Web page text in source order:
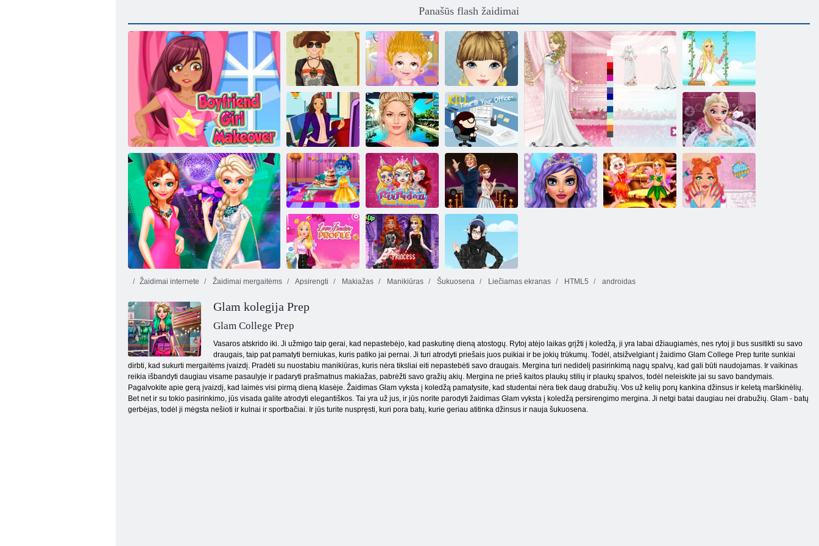
Panašūs flash žaidimai
Vaikinas mergina Makeover
Karo Stilius
savaitė
Kūdikių Šviesiai
ruda Plaukų
Diena
Laisvalaikio
suknelė Mada
Sodas princesė
Mano karjera
Viktorina
Nekilnojamasis
makiažas
Seserys naktį
Užmušti laiką
biure
Elsa Grožio
Vonia
„Inside Out“
gimtadienio
vakarėlis
Gimtadienio
veido dažymas
Raudonos
kiliminės
žvaigždės
Meilės ieškiklio
Žaidimai internete Žaidimai mergaitėms Apsirengti Makiažas Manikiūras Šukuosena Liečiamas ekranas HTML5 androidas
Glam kolegija Prep
Glam College Prep
Vasaros atskrido iki. Ji užmigo taip gerai, kad nepastebėjo, kad paskutinę dieną atostogų. Rytoj atėjo laikas grįžti į koledžą, ji yra labai džiaugiamės, nes rytoj ji bus susitikti su savo
draugais, taip pat pamatyti berniukas, kuris patiko jai pernai. Ji turi atrodyti priešais juos puikiai ir be jokių trūkumų. Todėl, atsižvelgiant į žaidimo Glam College Prep turite sunkiai
dirbti, kad sukurti mergaitėms įvaizdį. Pradėti su nuostabiu manikiūras, kuris nėra tiksliai eiti nepastebėti savo draugais. Mergina turi nedidelį pasirinkimą nagų spalvų, kad gali būti naudojamas. Ir vaikinas
reikia išbandyti daugiau visame pasaulyje ir padaryti prašmatnus makiažas, pabrėžti savo gražių akių. Mergina ne prieš kaitos plaukų stilių ir plaukų spalvos, todėl neleiskite jai su savo bandymais.
Pagalvokite apie gerą įvaizdį, kad laimės visi pirmą dieną klasėje. Žaidimas Glam vyksta į koledžą pamatysite, kad studentai nėra tiek daug drabužių. Vos už kelių porų kankina džinsus ir keletą marškinėlių.
Bet net ir su tokio pasirinkimo, jūs visada galite atrodyti elegantiškos. Tai yra už jus, ir jūs norite parodyti žaidimas Glam vyksta į koledžą persirengimo mergina. Ji netgi batai daugiau nei drabužių. Glam - batų
gerbėjas, todėl ji mėgsta nešioti ir kulnai ir sportbačiai. Ir jūs turite nuspręsti, kuri pora batų, kurie geriau atitinka džinsus ir nauja šukuosena.